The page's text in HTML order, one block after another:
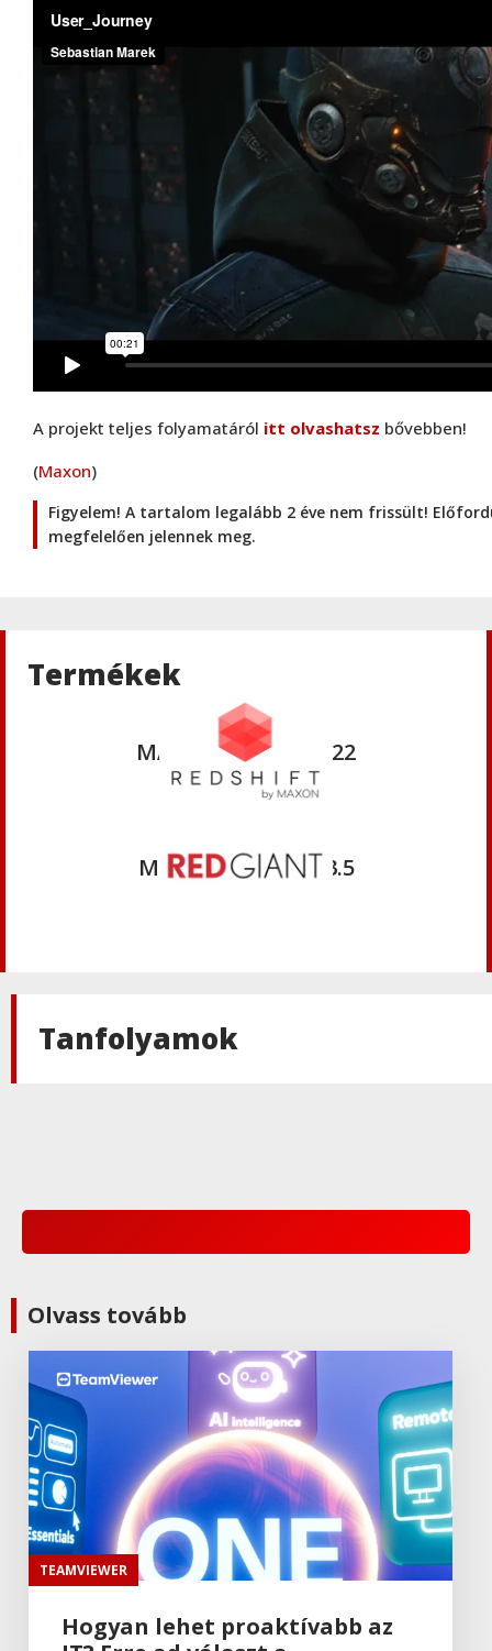
A projekt teljes folyamatáról itt olvashatsz bővebben!
(Maxon)
Figyelem! A tartalom legalább 2 éve nem frissült!
megfelelően jelennek meg.
Termékek
CINEMA 4D - támogatott
fájlformátumok
története
Maxon
MAXON ZBrush 2022
MAXON Redshift 3.5
MAXON Cinema 4D 2024
MAXON Cineware for Illustrator
Maxon
CINEMA 4D - támogatott
fájlformátumok
Maxon
A Cinema 4D atyja: Philip Losch
története
Tanfolyamok
Olvass tovább
TEAMVIEWER
Hogyan lehet proaktívabb az